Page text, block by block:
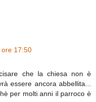
17:50
che la chiesa non è
essere ancora abbellita...
per molti anni il parroco è